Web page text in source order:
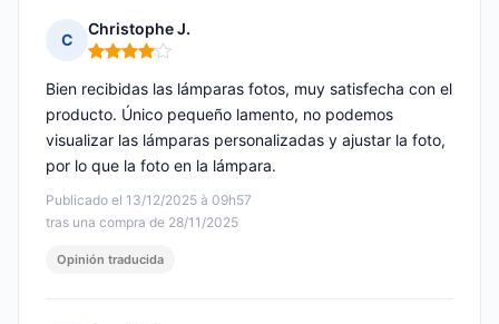
C
Christophe J.
Nota: 4 de 5
Publicado el 13/12/2025 à 09h57
tras una compra de 28/11/2025
Bien recibidas las lámparas fotos, muy satisfecha con el
producto. Único pequeño lamento, no podemos
visualizar las lámparas personalizadas y ajustar la foto,
por lo que la foto en la lámpara.
Opinión traducida